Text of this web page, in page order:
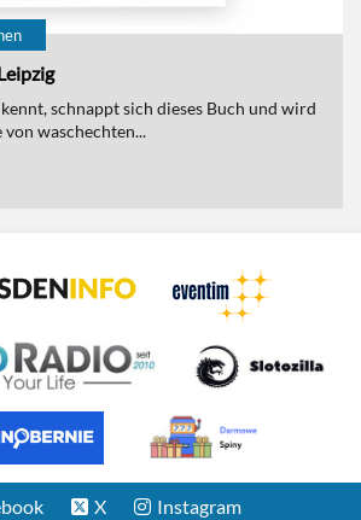
schnappt sich dieses Buch und wird
waschechten...
X Instagram